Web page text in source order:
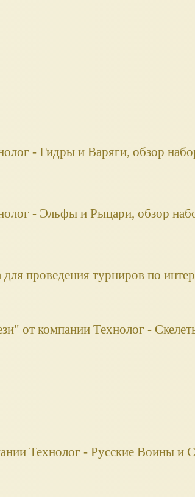
- Гидры и Варяги, обзор
- Эльфы и Рыцари, обзор
проведения турниров по
от компании Технолог -
Технолог - Русские Воины и